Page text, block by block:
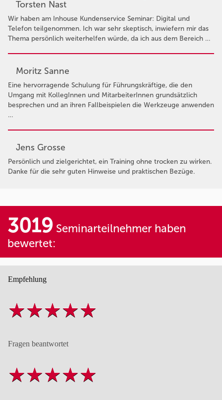
Torsten Nast
Wir haben am Inhouse Kundenservice Seminar: Digital und
Telefon teilgenommen. Ich war sehr skeptisch, inwiefern mir das
Thema persönlich weiterhelfen würde, da ich aus dem Bereich …
Moritz Sanne
Eine hervorragende Schulung für Führungskräftige, die den
Umgang mit KollegInnen und MitarbeiterInnen grundsätzlich
besprechen und an ihren Fallbeispielen die Werkzeuge anwenden
…
Jens Grosse
Persönlich und zielgerichtet, ein Training ohne trocken zu wirken.
Danke für die sehr guten Hinweise und praktischen Bezüge.
3019 Seminarteilnehmer haben
bewertet:
Empfehlung
Fragen beantwortet